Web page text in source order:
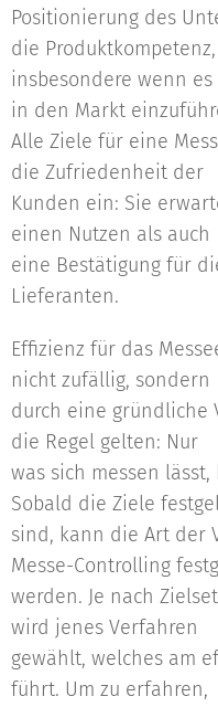
Positionierung des
die Produktkompetenz,
insbesondere wenn
in den Markt
Alle Ziele für eine
die Zufriedenheit der
Kunden ein: Sie
einen Nutzen als auch
eine Bestätigung für
Lieferanten.
Effizienz für das
nicht zufällig, sondern
durch eine gründliche
die Regel gelten: Nur
was sich messen
Sobald die Ziele
sind, kann die Art der
Messe-Controlling
werden. Je nach
wird jenes Verfahren
gewählt, welches am
führt. Um zu erfahren,